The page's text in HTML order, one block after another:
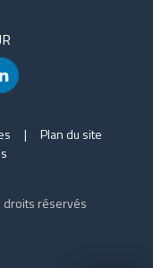
Plan du site
droits réservés